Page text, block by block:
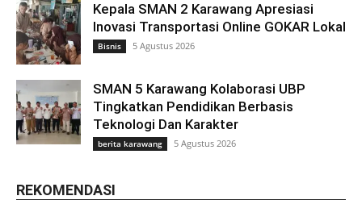
Kepala SMAN 2 Karawang Apresiasi
Inovasi Transportasi Online GOKAR Lokal
Bisnis 5 Agustus 2026
SMAN 5 Karawang Kolaborasi UBP
Tingkatkan Pendidikan Berbasis
Teknologi Dan Karakter
berita karawang 5 Agustus 2026
REKOMENDASI